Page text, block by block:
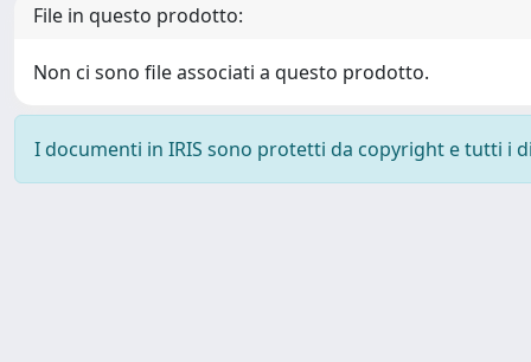
File in questo prodotto:
Non ci sono file associati a questo prodotto.
I documenti in IRIS sono protetti da copyright e tutti i